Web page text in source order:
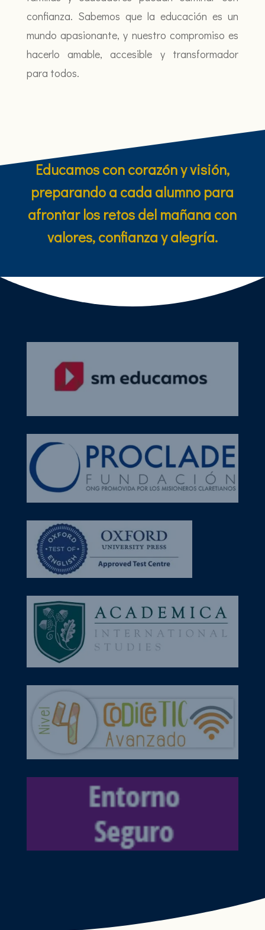
confianza. Sabemos que la educación es un
mundo apasionante, y nuestro compromiso es
hacerlo amable, accesible y transformador
para todos.
Educamos con corazón y visión,
preparando a cada alumno para
afrontar los retos del mañana con
valores, confianza y alegría.